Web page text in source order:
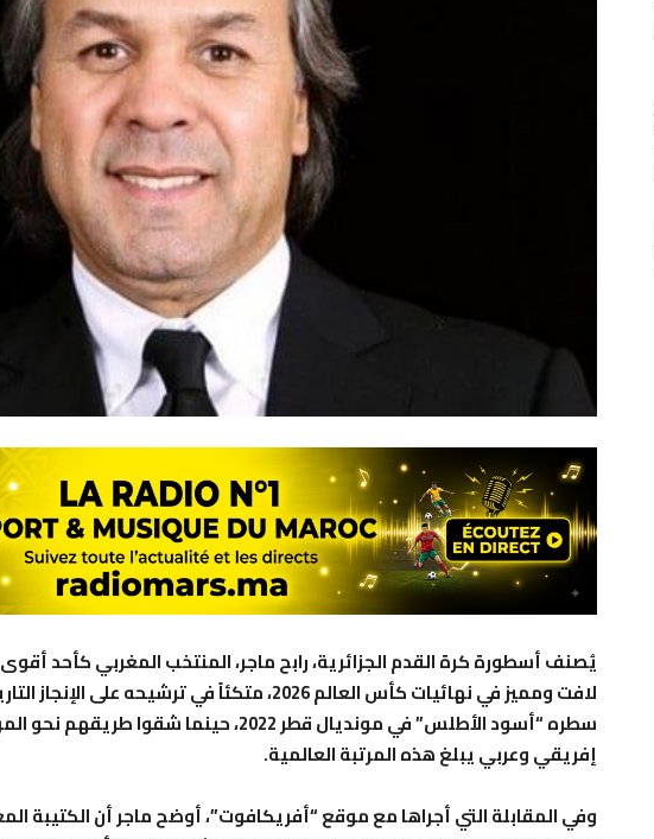
يُصنف أسطورة كرة القدم الجزائرية، رابح ماجر، المنتخب المغربي كأحد
لافت ومميز في نهائيات كأس العالم 2026، متكئاً في
سطره “أسود الأطلس” في مونديال قطر 2022، حينما
إفريقي وعربي يبلغ هذه المرتبة العالمية.
وفي المقابلة التي أجراها مع موقع “أفريكافوت”، أوضح ماجر أن الكتيبة